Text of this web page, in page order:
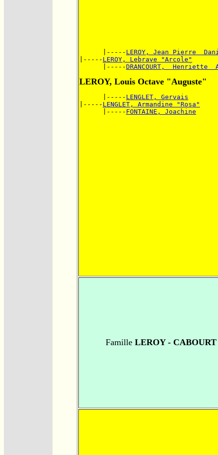
      |-----
LEROY, Jean Pierre
|----- LEROY, Lebrave "Arcole"
      |-----
DRANCOURT,  Henriette
LEROY, Louis Octave "Auguste"
      |-----
LENGLET, Gervais
|----- LENGLET, Armandine "Rosa"
      |-----
FONTAINE, Joachine
Famille LEROY - CABOURT